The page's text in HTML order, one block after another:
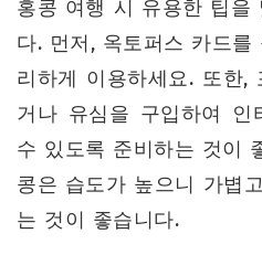
홍콩 여행 시 유용한 팁을
다. 먼저, 옥토퍼스 카드
리하게 이용하세요. 또한,
거나 유심을 구입하여 인
수 있도록 준비하는 것이
콩은 습도가 높으니 가볍
는 것이 좋습니다.